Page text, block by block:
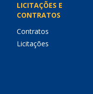
LICITAÇÕES E
CONTRATOS
Contratos
Licitações